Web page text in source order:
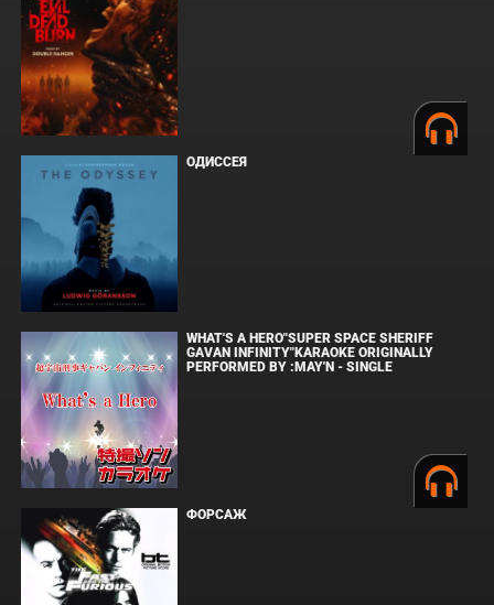
ОДИССЕЯ
WHAT'S A HERO"SUPER SPACE SHERIFF
GAVAN INFINITY"KARAOKE ORIGINALLY
PERFORMED BY :MAY'N - SINGLE
ФОРСАЖ